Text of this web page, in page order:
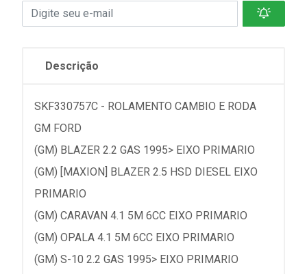
Descrição
SKF330757C - ROLAMENTO CAMBIO E RODA
GM FORD
(GM) BLAZER 2.2 GAS 1995> EIXO PRIMARIO
(GM) [MAXION] BLAZER 2.5 HSD DIESEL EIXO
PRIMARIO
(GM) CARAVAN 4.1 5M 6CC EIXO PRIMARIO
(GM) OPALA 4.1 5M 6CC EIXO PRIMARIO
(GM) S-10 2.2 GAS 1995> EIXO PRIMARIO